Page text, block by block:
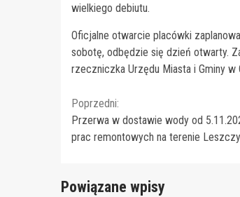
wielkiego debiutu.
Oficjalne otwarcie placówki
sobotę, odbędzie się dzień otwarty.
rzeczniczka Urzędu Miasta i Gminy
Continue
Reading
Poprzedni:
Przerwa w dostawie wody od
prac remontowych na terenie
Powiązane wpisy